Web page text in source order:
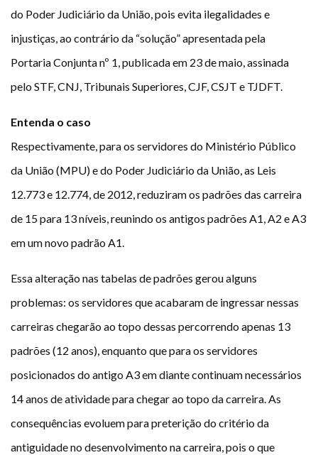
do Poder Judiciário da União, pois evita ilegalidades e
injustiças, ao contrário da “solução” apresentada pela
Portaria Conjunta nº 1, publicada em 23 de maio, assinada
pelo STF, CNJ, Tribunais Superiores, CJF, CSJT e TJDFT.
Entenda o caso
Respectivamente, para os servidores do Ministério Público
da União (MPU) e do Poder Judiciário da União, as Leis
12.773 e 12.774, de 2012, reduziram os padrões das carreira
de 15 para 13 níveis, reunindo os antigos padrões A1, A2 e A3
em um novo padrão A1.
Essa alteração nas tabelas de padrões gerou alguns
problemas: os servidores que acabaram de ingressar nessas
carreiras chegarão ao topo dessas percorrendo apenas 13
padrões (12 anos), enquanto que para os servidores
posicionados do antigo A3 em diante continuam necessários
14 anos de atividade para chegar ao topo da carreira. As
consequências evoluem para preterição do critério da
antiguidade no desenvolvimento na carreira, pois o que